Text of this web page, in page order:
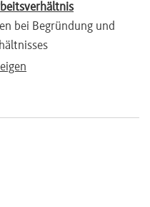
bei Begründung und
und BDSG anwendbar?